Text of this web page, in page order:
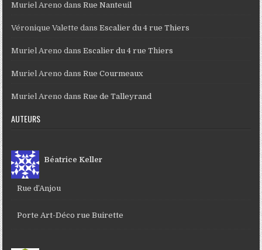
Muriel Areno dansRue Nanteuil
Véronique Valette dansEscalier du 4 rue Thiers
Muriel Areno dansEscalier du 4 rue Thiers
Muriel Areno dansRue Courmeaux
Muriel Areno dansRue de Talleyrand
AUTEURS
Béatrice Keller
Rue d’Anjou
Porte Art-Déco rue Buirette